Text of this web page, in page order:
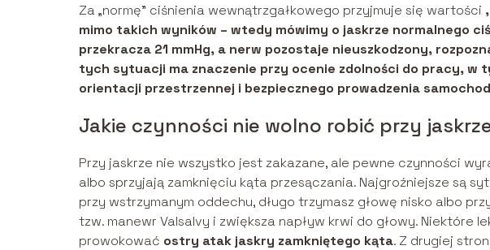
Za „normę” ciśnienia wewnątrzgałkowego przyjmuje się wartości
mimo takich wyników – wtedy mówimy o jaskrze normalnego
przekracza 21 mmHg, a nerw pozostaje nieuszkodzony,
tych sytuacji ma znaczenie przy ocenie zdolności do pracy, w
orientacji przestrzennej i bezpiecznego prowadzenia
Jakie czynności nie wolno robić przy
Przy jaskrze nie wszystko jest zakazane, ale pewne czynności
albo sprzyjają zamknięciu kąta przesączania. Najgroźniejsze są
przy wstrzymanym oddechu, długo trzymasz głowę nisko albo
tzw. manewr Valsalvy i zwiększa napływ krwi do głowy. Niektóre
prowokować ostry atak jaskry zamkniętego kąta. Z drugiej